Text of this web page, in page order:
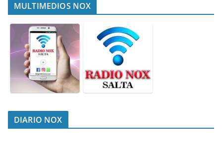
MULTIMEDIOS NOX
DIARIO NOX